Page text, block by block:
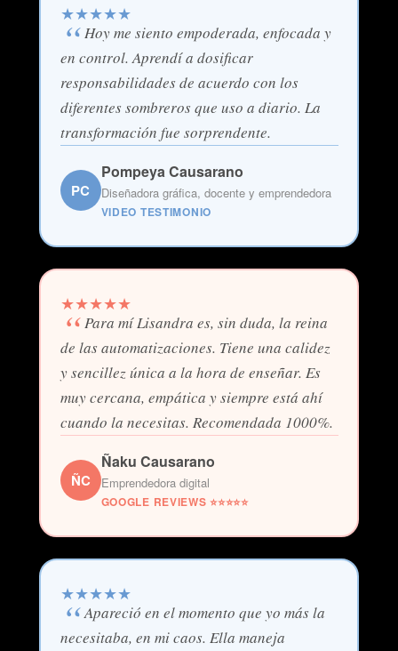
★★★★★
Hoy me siento empoderada, enfocada y
en control. Aprendí a dosificar
responsabilidades de acuerdo con los
diferentes sombreros que uso a diario. La
transformación fue sorprendente.
PC
Pompeya Causarano
Diseñadora gráfica, docente y emprendedora
VIDEO TESTIMONIO
★★★★★
Para mí Lisandra es, sin duda, la reina
de las automatizaciones. Tiene una calidez
y sencillez única a la hora de enseñar. Es
muy cercana, empática y siempre está ahí
cuando la necesitas. Recomendada 1000%.
ÑC
Ñaku Causarano
Emprendedora digital
GOOGLE REVIEWS ⭐⭐⭐⭐⭐
★★★★★
Apareció en el momento que yo más la
necesitaba, en mi caos. Ella maneja